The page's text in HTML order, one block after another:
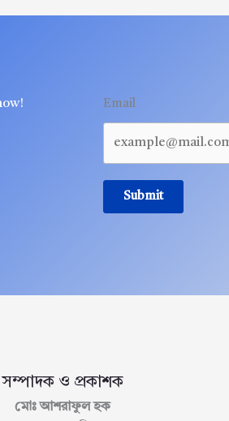
Email
Submit
সম্পাদক ও প্রকাশক
মোঃ আশরাফুল হক